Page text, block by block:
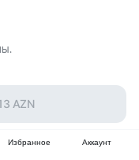
AZN
Избранное Аккаунт